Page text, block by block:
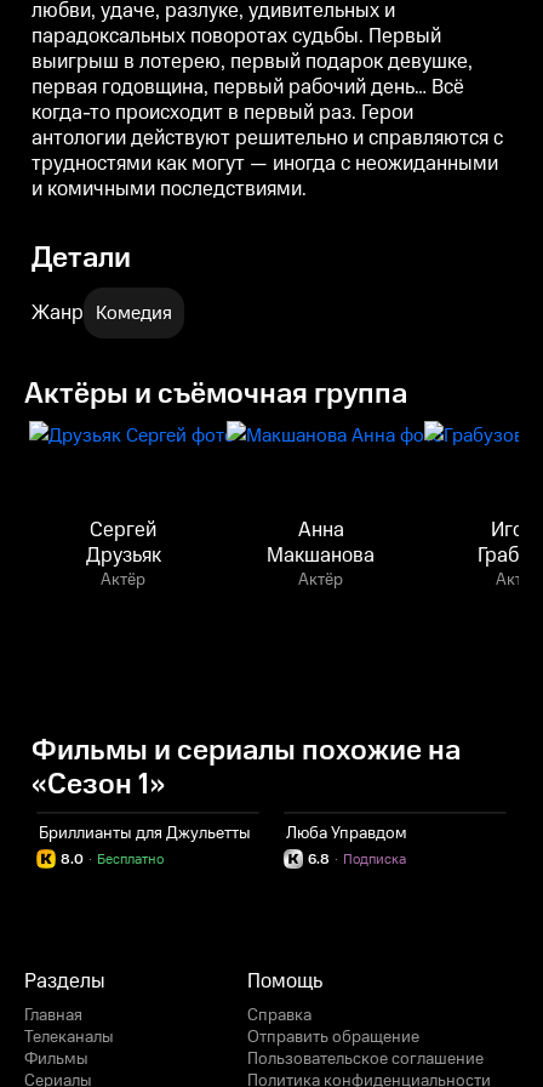
трудностями как могут —
иногда с неожиданными и
комичными последствиями.
трудностями как могут —
иногда с неожиданными и
комичными последствиями.
любви, удаче, разлуке, удивительных и
парадоксальных поворотах судьбы. Первый
выигрыш в лотерею, первый подарок девушке,
первая годовщина, первый рабочий день… Всё
когда-то происходит в первый раз. Герои
антологии действуют решительно и справляются с
трудностями как могут — иногда с неожиданными
и комичными последствиями.
Детали
Жанр Комедия
Актёры и съёмочная группа
Сергей
Друзьяк
Актёр
Анна
Макшанова
Актёр Актёр
Фильмы и сериалы похожие на
«Сезон 1»
Бриллианты для Джульетты
8.0 Бесплатно
·
Люба Управдом
6.8 Подписка
·
Разделы
Главная
Телеканалы
Фильмы
Сериалы
Помощь
Справка
Отправить обращение
Пользовательское соглашение
Политика конфиденциальности